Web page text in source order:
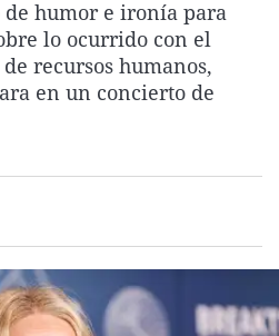
La rosa de los vientos
Gente viajera
Como el perro y el
Caso
Retornados
Equipo de
Extremadura
Galicia
La Rioja
País Vasco
Virales
Televisión
Elecciones
humor e ironía para
lo ocurrido con el
recursos humanos,
en un concierto de